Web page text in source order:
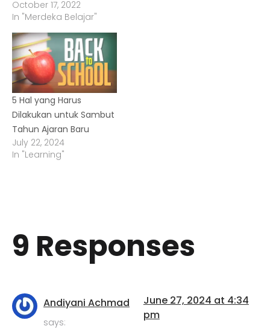
October 17, 2022
In "Merdeka Belajar"
5 Hal yang Harus
Dilakukan untuk Sambut
Tahun Ajaran Baru
July 22, 2024
In "Learning"
9 Responses
Andiyani Achmad
says:
June 27, 2024 at 4:34
pm